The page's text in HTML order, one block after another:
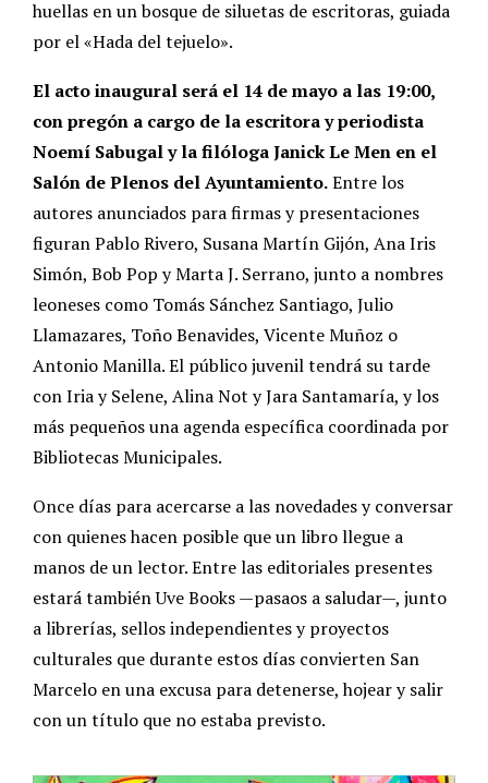
huellas en un bosque de siluetas de escritoras, guiada
por el «Hada del tejuelo».
El acto inaugural será el 14 de mayo a las 19:00,
con pregón a cargo de la escritora y periodista
Noemí Sabugal y la filóloga Janick Le Men en el
Salón de Plenos del Ayuntamiento.Entre los
autores anunciados para firmas y presentaciones
figuran Pablo Rivero, Susana Martín Gijón, Ana Iris
Simón, Bob Pop y Marta J. Serrano, junto a nombres
leoneses como Tomás Sánchez Santiago, Julio
Llamazares, Toño Benavides, Vicente Muñoz o
Antonio Manilla. El público juvenil tendrá su tarde
con Iria y Selene, Alina Not y Jara Santamaría, y los
más pequeños una agenda específica coordinada por
Bibliotecas Municipales.
Once días para acercarse a las novedades y conversar
con quienes hacen posible que un libro llegue a
manos de un lector. Entre las editoriales presentes
estará también Uve Books —pasaos a saludar—, junto
a librerías, sellos independientes y proyectos
culturales que durante estos días convierten San
Marcelo en una excusa para detenerse, hojear y salir
con un título que no estaba previsto.